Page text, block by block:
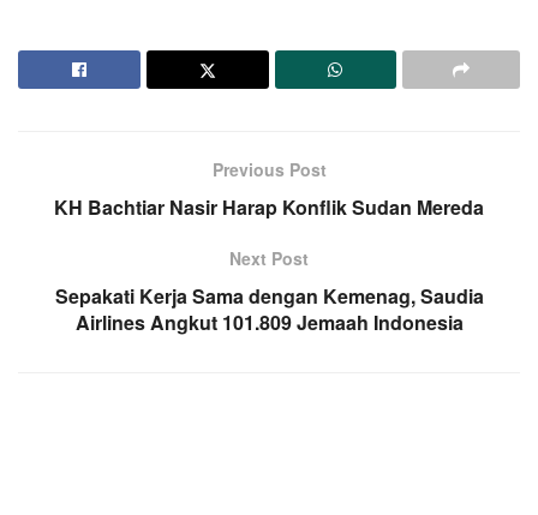
Previous Post
KH Bachtiar Nasir Harap Konflik Sudan Mereda
Next Post
Sepakati Kerja Sama dengan Kemenag, Saudia
Airlines Angkut 101.809 Jemaah Indonesia